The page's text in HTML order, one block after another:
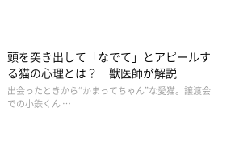
だと思います」
頭を突き出して「なでて」とアピールす
る猫の心理とは？ 獣医師が解説
出会ったときから“かまってちゃん”な愛猫。譲渡会
での小鉄くん …